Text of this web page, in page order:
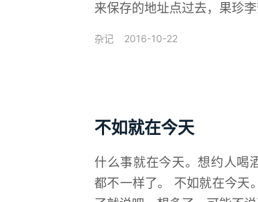
来保存的地址点过去，果珍
杂记 2016-10-22
不如就在今天
什么事就在今天。想约人喝
都不一样了。 不如就在今天